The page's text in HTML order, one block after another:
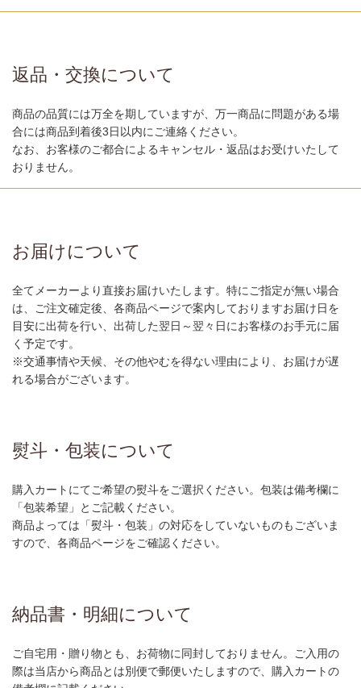
返品・交換について
商品の品質には万全を期していますが、万一商品に問題がある場
合には商品到着後3日以内にご連絡ください。
なお、お客様のご都合によるキャンセル・返品はお受けいたして
おりません。
お届けについて
全てメーカーより直接お届けいたします。特にご指定が無い場合
は、ご注文確定後、各商品ページで案内しておりますお届け日を
目安に出荷を行い、出荷した翌日～翌々日にお客様のお手元に届
く予定です。
※交通事情や天候、その他やむを得ない理由により、お届けが遅
れる場合がございます。
熨斗・包装について
購入カートにてご希望の熨斗をご選択ください。包装は備考欄に
「包装希望」とご記載ください。
商品よっては「熨斗・包装」の対応をしていないものもございま
すので、各商品ページをご確認ください。
納品書・明細について
ご自宅用・贈り物とも、お荷物に同封しておりません。ご入用の
際は当店から商品とは別便で郵便いたしますので、購入カートの